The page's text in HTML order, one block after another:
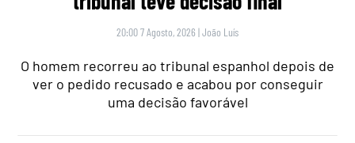
20:00 7 Agosto, 2026 |João Luís
O homem recorreu ao tribunal espanhol depois de
ver o pedido recusado e acabou por conseguir
uma decisão favorável